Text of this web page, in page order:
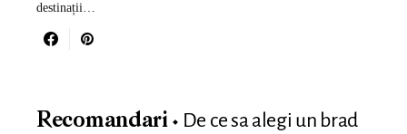
destinații…
Recomandari
De ce sa alegi un brad